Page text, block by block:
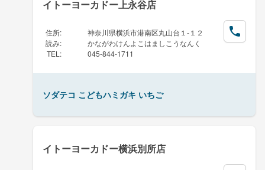
イトーヨーカドー上永谷店
住所:
神奈川県横浜市港南区丸山台１-１２
読み:
かながわけんよこはましこうなんく
TEL : 045-844-1711
ソダテコ こどもハミガキ いちご
イトーヨーカドー横浜別所店